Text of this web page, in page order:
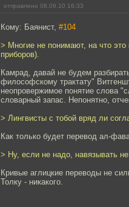
отправлено 08.09.10 16:33
Кому: Баянист, #104
> Многие не понимают, на что это
приборов).
Камрад, давай не будем
философскому трактату"
неопровержимое понятие слова
словарный запас. Непонятно,
> Лингвисты с тобой вряд ли
Как только будет перевод ал-
> Ну, если не надо, навязывать
Кривые аглицкие переводы не
Толку - никакого.